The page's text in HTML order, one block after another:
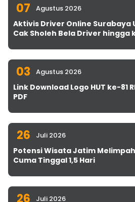
07 Agustus 2026
Aktivis Driver Online Surabaya
Cak Sholeh Bela Driver hingga
03 Agustus 2026
Link Download Logo HUT ke-81
PDF
26 Juli 2026
Potensi Wisata Jatim
Cuma Tinggal 1,5 Hari
26 Juli 2026